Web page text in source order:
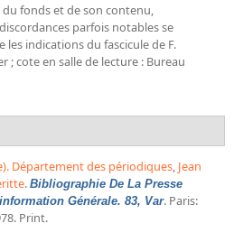
fonds et de son contenu,
parfois notables se
indications du fascicule de F.
; cote en salle de lecture : Bureau
Département des périodiques, Jean
. Bibliographie De La Presse
Générale. 83, Var. Paris:
Print.